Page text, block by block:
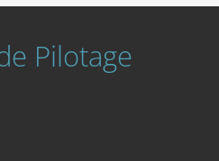
Pilotage